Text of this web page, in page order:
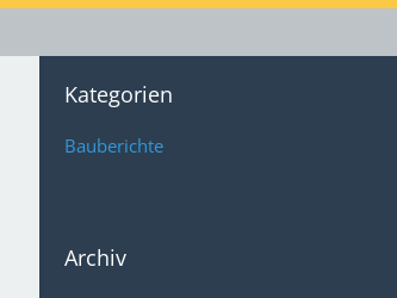
Kategorien
Bauberichte
Archiv